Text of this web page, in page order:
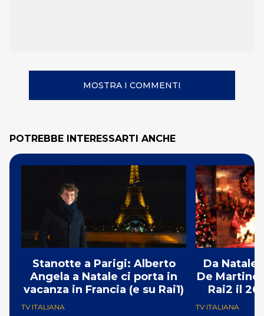
MOSTRA I COMMENTI
POTREBBE INTERESSARTI ANCHE
Stanotte a Parigi: Alberto
Angela a Natale ci porta in
vacanza in Francia (e su Rai1)
TV ITALIANA
Da Natale
De Martino
Rai2 il
TV ITALIANA